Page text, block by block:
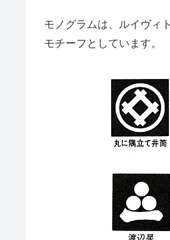
モノグラムは、ルイヴィ
モチーフとしています。